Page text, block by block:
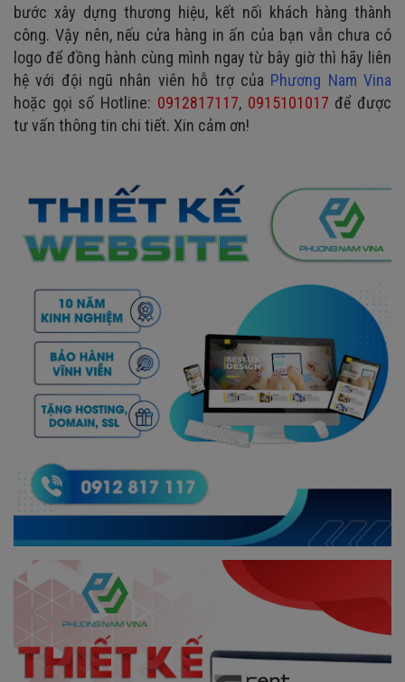
bước xây dựng thương hiệu, kết nối khách hàng thành
công. Vậy nên, nếu cửa hàng in ấn của bạn vẫn chưa có
logo để đồng hành cùng mình ngay từ bây giờ thì hãy liên
hệ với đội ngũ nhân viên hỗ trợ của Phương Nam Vina
hoặc gọi số Hotline: 0912817117, 0915101017 để được
tư vấn thông tin chi tiết. Xin cảm ơn!